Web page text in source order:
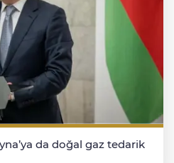
da doğal gaz tedarik